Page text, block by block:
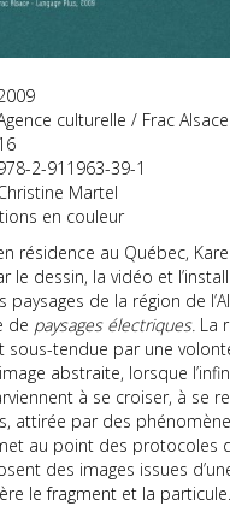
culturelle / Frac Alsace
2-911963-39-1
Martel
en couleur
résidence au Québec,
le dessin, la vidéo et
de la région de
de paysages électriques. La
sous-tendue par une
abstraite, lorsque
à se croiser, à se
attirée par des
au point des protocoles
des images issues
le fragment et la particule.